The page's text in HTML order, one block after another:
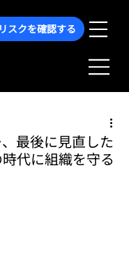
スクを確認する
最後に見直した
代に組織を守る